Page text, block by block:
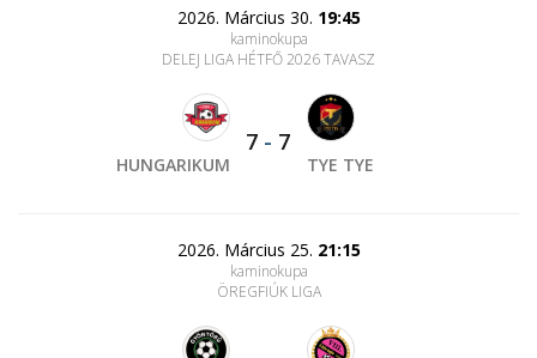
2026. Március 30. 19:45
kaminokupa
DELEJ LIGA HÉTFŐ 2026 TAVASZ
HUNGARIKUM
7 - 7
TYE TYE
2026. Március 25. 21:15
kaminokupa
ÖREGFIÚK LIGA